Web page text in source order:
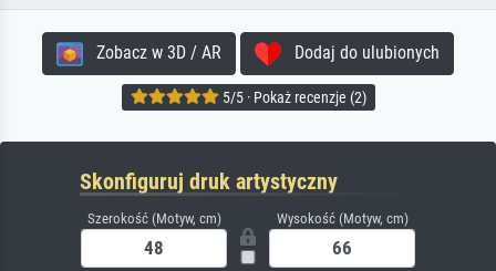
Zobacz w 3D / AR Dodaj do ulubionych
5/5 · Pokaż recenzje (2)
Skonfiguruj druk artystyczny
Szerokość (Motyw, cm) Wysokość (Motyw, cm)